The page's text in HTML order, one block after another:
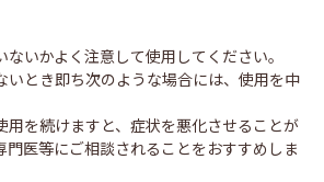
いかよく注意して使用してください。
いとき即ち次のような場合には、使用を中
用を続けますと、症状を悪化させることが
門医等にご相談されることをおすすめしま